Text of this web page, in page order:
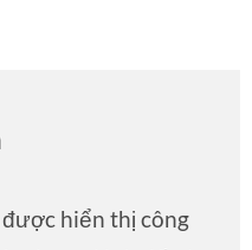
hiển thị công